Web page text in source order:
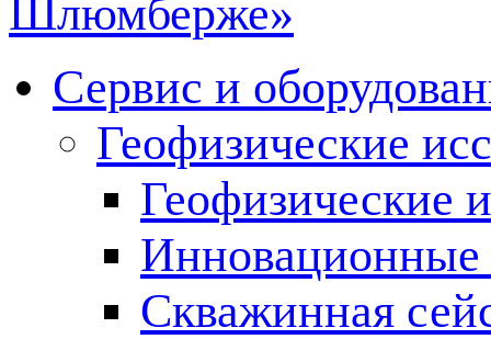
Сервис и
Геофизические
Геофизические
Инновационные
Скважинная